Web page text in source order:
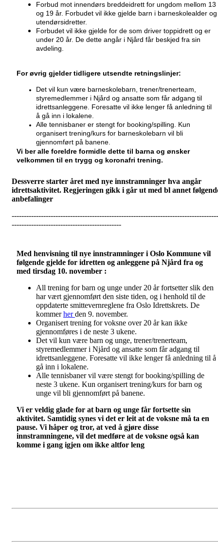
Forbud mot innendørs breddeidrett for ungdom mellom 13
og 19 år. Forbudet vil ikke gjelde barn i barneskolealder og
utendørsidretter.
Forbudet vil ikke gjelde for de som driver toppidrett og er
under 20 år. De dette angår i Njård får beskjed fra sin
avdeling.
For øvrig gjelder tidligere utsendte retningslinjer:
Det vil kun være barneskolebarn, trener/trenerteam,
styremedlemmer i Njård og ansatte som får adgang til
idrettsanleggene. Foresatte vil ikke lenger få anledning til
å gå inn i lokalene.
Alle tennisbaner er stengt for booking/spilling. Kun
organisert trening/kurs for barneskolebarn vil bli
gjennomført på banene.
Vi ber alle foreldre formidle dette til barna og ønsker
velkommen til en trygg og koronafri trening.
Dessverre starter året med nye innstramninger hva angår
idrettsaktivitet. Regjeringen gikk i går ut med bl annet
anbefalinger
---------------------------------------------
Med henvisning til nye innstramninger i Oslo Kommune vil
følgende gjelde for idretten og anleggene på Njård fra og
med tirsdag 10. november :
All trening for barn og unge under 20 år fortsetter slik den
har vært gjennomført den siste tiden, og i henhold til de
oppdaterte smittevernreglene fra Oslo Idrettskrets. De
kommerherden 9. november.
Organisert trening for voksne over 20 år kan ikke
gjennomføres i de neste 3 ukene.
Det vil kun være barn og unge, trener/trenerteam,
styremedlemmer i Njård og ansatte som får adgang til
idrettsanleggene. Foresatte vil ikke lenger få anledning til å
gå inn i lokalene.
Alle tennisbaner vil være stengt for booking/spilling de
neste 3 ukene. Kun organisert trening/kurs for barn og
unge vil bli gjennomført på banene.
Vi er veldig glade for at barn og unge får fortsette sin
aktivitet. Samtidig synes vi det er leit at de voksne må ta en
pause. Vi håper og tror, at ved å gjøre disse
innstramningene, vil det medføre at de voksne også kan
komme i gang igjen om ikke altfor leng